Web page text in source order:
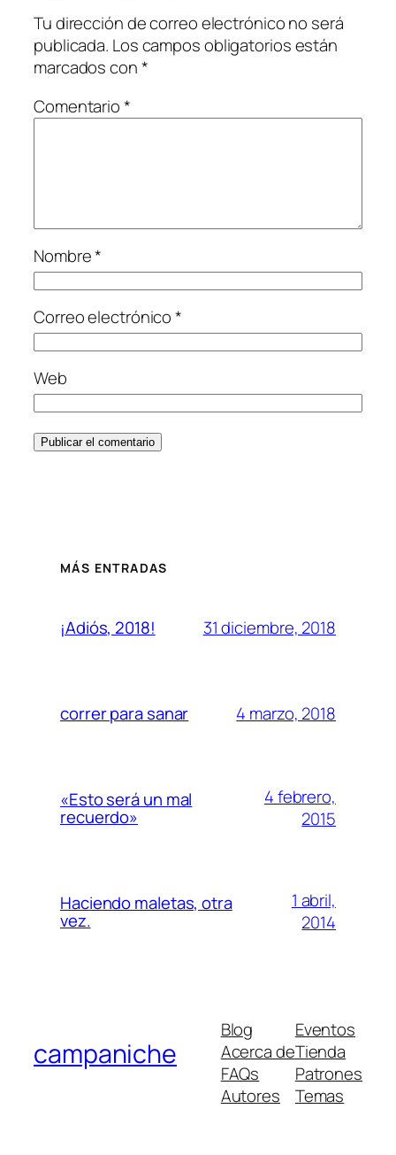
Tu dirección de correo electrónico no será
publicada. Los campos obligatorios están
marcados con*
Comentario*
Nombre*
Correo electrónico*
Web
MÁS ENTRADAS
¡Adiós, 2018! 31 diciembre, 2018
correr para sanar 4 marzo, 2018
«Esto será un mal
recuerdo»
4 febrero,
2015
Haciendo maletas, otra
vez.
1 abril,
2014
campaniche
Blog
Acerca de
FAQs
Autores
Eventos
Tienda
Patrones
Temas